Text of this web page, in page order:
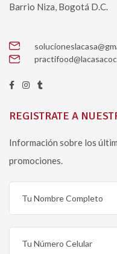
Barrio Niza, Bogotá D.C.
REGISTRATE A
Información sobre los
promociones.